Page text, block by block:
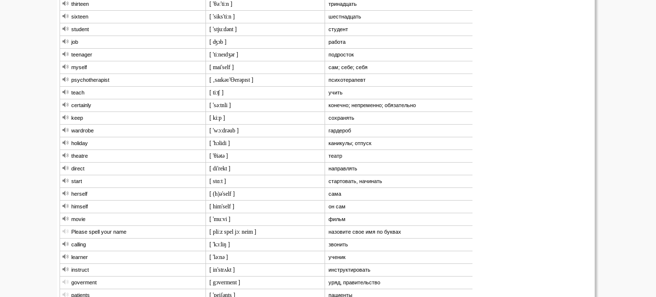
thirteen [ 'θə:'ti:n ] тринадцать
sixteen [ 'siks'ti:n ] шестнадцать
student [ 'stju:dənt ] студент
job [ ʤɔb ] работа
teenager [ 'ti:neɪdʒər ] подросток
myself [ mai'self ] сам; себе; себя
psychotherapist [ ‚saɪkəʋ'Ɵerəpɪst ] психотерапевт
teach [ ti:ʧ ] учить
certainly [ 'sə:tnli ] конечно; непременно; обязательно
keep [ ki:p ] сохранять
wardrobe [ 'wɔ:drəub ] гардероб
holiday [ 'hɔlidi ] каникулы; отпуск
theatre [ 'θiətə ] театр
direct [ di'rekt ] направлять
start [ stɑ:t ] стартовать, начинать
herself [ (h)ə'self ] сама
himself [ him'self ] он сам
movie [ 'mu:vi ] фильм
Please spell your name [ pli:z spel jɔ: neim ] назовите свое имя по буквах
calling [ 'kɔ:liŋ ] звонить
learner [ 'lə:nə ] ученик
instruct [ in'strʌkt ] инструктировать
goverment [ gɔverment ] уряд, правительство
patients [ 'peiʃənts ] пациенты